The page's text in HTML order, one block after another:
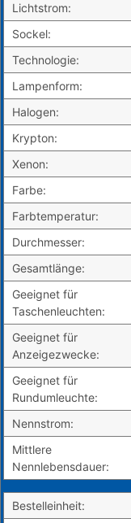
Lichtstrom:
Sockel:
Technologie:
Lampenform:
Halogen:
Krypton:
Xenon:
Farbe:
Farbtemperatur:
Durchmesser:
Gesamtlänge:
Geeignet für
Taschenleuchten:
Geeignet für
Anzeigezwecke:
Geeignet für
Rundumleuchte:
Nennstrom:
Mittlere
Nennlebensdauer:
Bestelleinheit: